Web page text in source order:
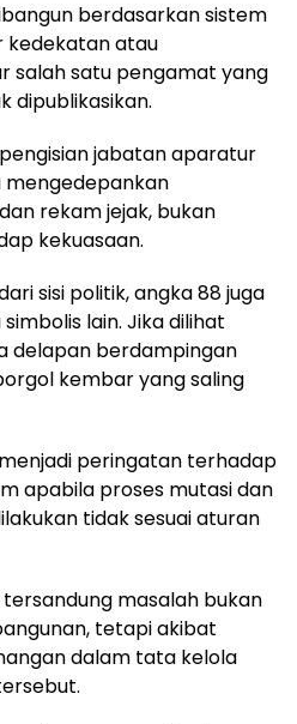
berdasarkan sistem
kedekatan atau
salah satu pengamat yang
dipublikasikan.
jabatan aparatur
mengedepankan
rekam jejak, bukan
kekuasaan.
sisi politik, angka 88 juga
lain. Jika dilihat
delapan berdampingan
kembar yang saling
peringatan terhadap
apabila proses mutasi dan
tidak sesuai aturan
masalah bukan
tetapi akibat
dalam tata kelola